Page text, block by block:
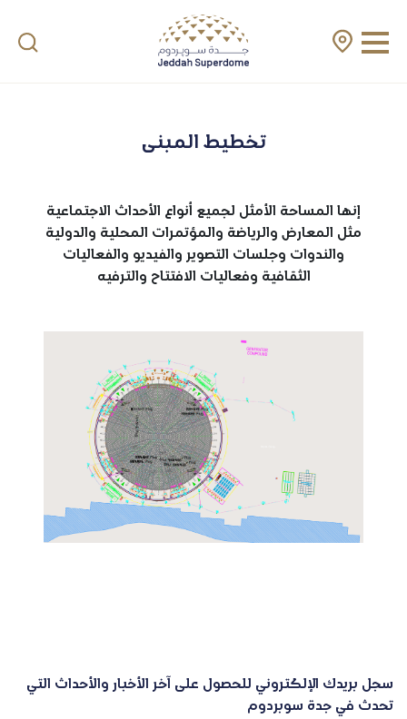
تخطيط المبنى
إنها المساحة الأمثل لجميع أنواع الأحداث الاجتماعية
مثل المعارض والرياضة والمؤتمرات المحلية والدولية
والندوات وجلسات التصوير والفيديو والفعاليات
الثقافية وفعاليات الافتتاح والترفيه
سجل بريدك الإلكتروني للحصول على آخر الأخبار والأحداث التي
تحدث في جدة سوبردوم